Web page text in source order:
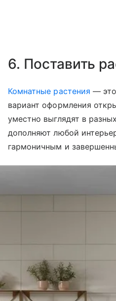
6. Поставить
Комнатные растения —
вариант оформления
уместно выглядят в
дополняют любой
гармоничным и